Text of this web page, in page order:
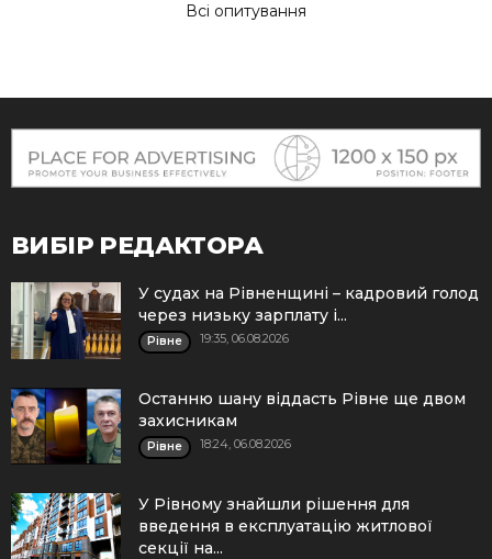
Всі опитування
ВИБІР РЕДАКТОРА
У судах на Рівненщині – кадровий голод
через низьку зарплату і...
Рівне 19:35, 06.08.2026
Останню шану віддасть Рівне ще двом
захисникам
Рівне 18:24, 06.08.2026
У Рівному знайшли рішення для
введення в експлуатацію житлової
секції на...